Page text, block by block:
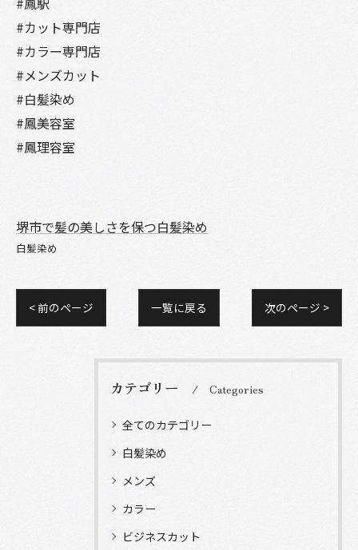
#カット専門店
#カラー専門店
#メンズカット
#白髪染め
#鳳美容室
#鳳理容室
堺市で髪の美しさを保つ白髪染め
白髪染め
< 前のページ 一覧に戻る 次のページ >
カテゴリー Categories
全てのカテゴリー
白髪染め
メンズ
カラー
ビジネスカット